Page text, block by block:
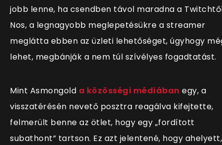
jobb lenne, ha csendben távol maradna a
Nos, a legnagyobb meglepetésükre a streamer
meglátta ebben az üzleti lehetőséget, úgyhogy
lehet, megbánják a nem túl szívélyes fogadtatást.
Mint Asmongold a közösségi médiában egy, a
visszatérésén nevető posztra reagálva kifejtette,
felmerült benne az ötlet, hogy egy „fordított
subathont” tartson. Ez azt jelentené, hogy ahelyett,